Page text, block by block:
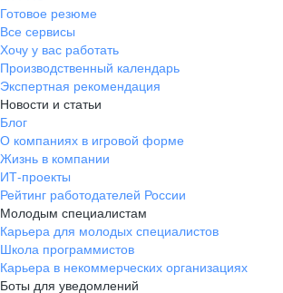
Готовое резюме
Все сервисы
Хочу у вас работать
Производственный календарь
Экспертная рекомендация
Новости и статьи
Блог
О компаниях в игровой форме
Жизнь в компании
ИТ-проекты
Рейтинг работодателей России
Молодым специалистам
Карьера для молодых специалистов
Школа программистов
Карьера в некоммерческих организациях
Боты для уведомлений